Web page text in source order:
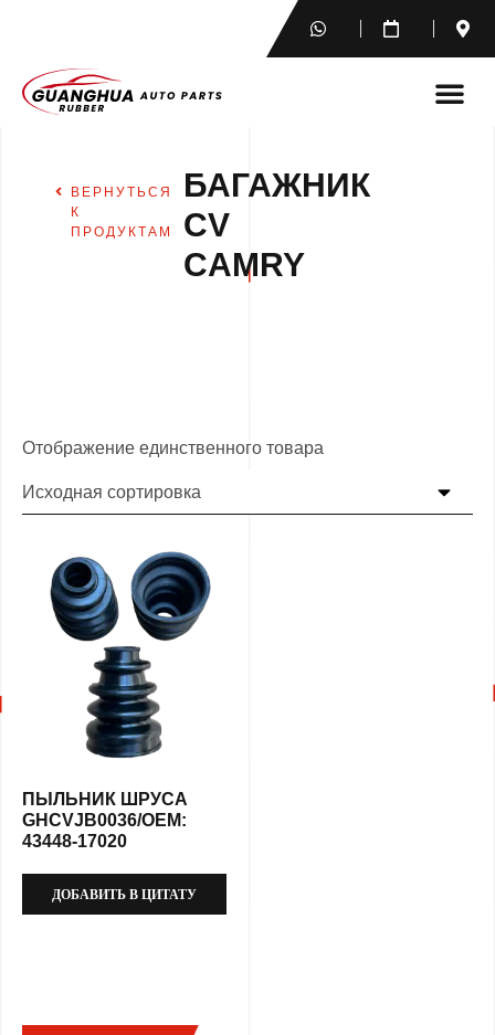
ВЕРНУТЬСЯ
К
ПРОДУКТАМ
БАГАЖНИК
CV
CAMRY
Отображение единственного товара
ПЫЛЬНИК ШРУСА
GHCVJB0036/OEM:
43448-17020
ДОБАВИТЬ В ЦИТАТУ